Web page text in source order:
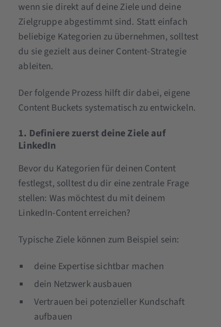
wenn sie direkt auf deine Ziele und deine
Zielgruppe abgestimmt sind. Statt einfach
beliebige Kategorien zu übernehmen, solltest
du sie gezielt aus deiner Content-Strategie
ableiten.
Der folgende Prozess hilft dir dabei, eigene
Content Buckets systematisch zu entwickeln.
1. Definiere zuerst deine Ziele auf
LinkedIn
Bevor du Kategorien für deinen Content
festlegst, solltest du dir eine zentrale Frage
stellen: Was möchtest du mit deinem
LinkedIn-Content erreichen?
Typische Ziele können zum Beispiel sein:
deine Expertise sichtbar machen
dein Netzwerk ausbauen
Vertrauen bei potenzieller Kundschaft
aufbauen